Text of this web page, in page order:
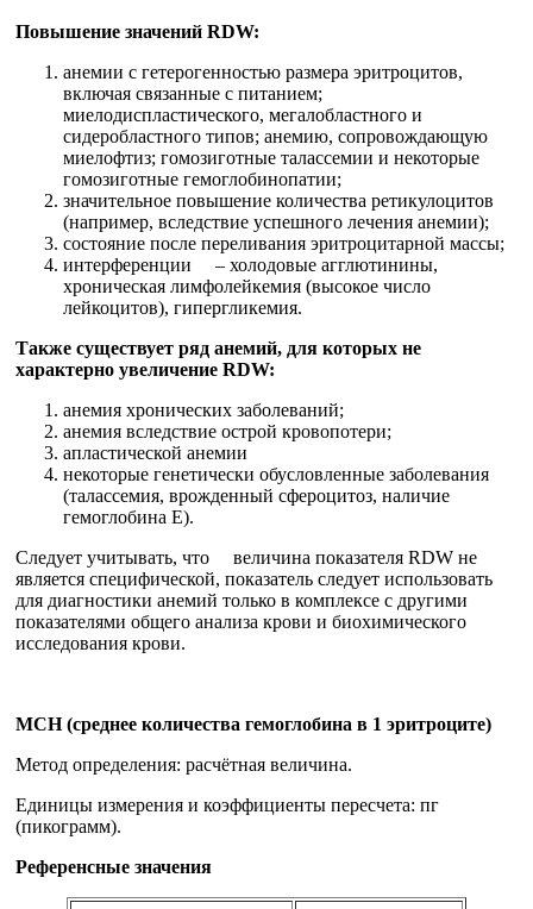
Повышение значений RDW:
анемии с гетерогенностью размера эритроцитов,
включая связанные с питанием;
миелодиспластического, мегалобластного и
сидеробластного типов; анемию, сопровождающую
миелофтиз; гомозиготные талассемии и некоторые
гомозиготные гемоглобинопатии;
значительное повышение количества ретикулоцитов
(например, вследствие успешного лечения анемии);
состояние после переливания эритроцитарной массы;
интерференции – холодовые агглютинины,
хроническая лимфолейкемия (высокое число
лейкоцитов), гипергликемия.
Также существует ряд анемий, для которых не
характерно увеличение RDW:
анемия хронических заболеваний;
анемия вследствие острой кровопотери;
апластической анемии
некоторые генетически обусловленные заболевания
(талассемия, врожденный сфероцитоз, наличие
гемоглобина E).
Следует учитывать, что величина показателя RDW не
является специфической, показатель следует использовать
для диагностики анемий только в комплексе с другими
показателями общего анализа крови и биохимического
исследования крови.
MCH (среднее количества гемоглобина в 1 эритроците)
Метод определения: расчётная величина.
Единицы измерения и коэффициенты пересчета: пг
(пикограмм).
Референсные значения